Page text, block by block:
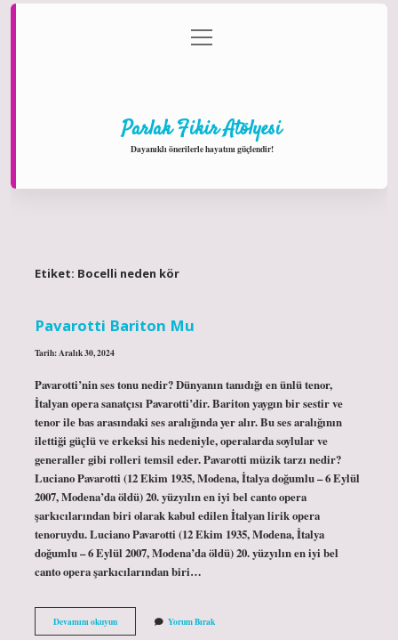
Gizlilik Politikası
menüyü
aç
Parlak Fikir Atölyesi
Dayanıklı önerilerle hayatını güçlendir!
Etiket: Bocelli neden kör
Pavarotti Bariton Mu
Tarih: Aralık 30, 2024
Pavarotti’nin ses tonu nedir? Dünyanın tanıdığı en ünlü tenor,
İtalyan opera sanatçısı Pavarotti’dir. Bariton yaygın bir sestir ve
tenor ile bas arasındaki ses aralığında yer alır. Bu ses aralığının
ilettiği güçlü ve erkeksi his nedeniyle, operalarda soylular ve
generaller gibi rolleri temsil eder. Pavarotti müzik tarzı nedir?
Luciano Pavarotti (12 Ekim 1935, Modena, İtalya doğumlu – 6 Eylül
2007, Modena’da öldü) 20. yüzyılın en iyi bel canto opera
şarkıcılarından biri olarak kabul edilen İtalyan lirik opera
tenoruydu. Luciano Pavarotti (12 Ekim 1935, Modena, İtalya
doğumlu – 6 Eylül 2007, Modena’da öldü) 20. yüzyılın en iyi bel
canto opera şarkıcılarından biri…
Devamını okuyunPavarotti
Bariton
Yorum Bırak